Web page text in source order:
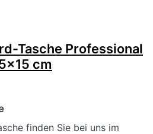
Tasche Professional
cm
finden Sie bei uns im